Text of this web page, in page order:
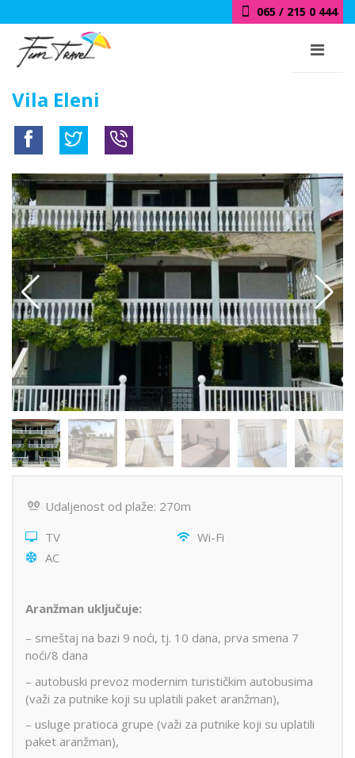
065 / 215 0 444
Vila Eleni
Udaljenost od plaže: 270m
TV
Wi-Fi
AC
Aranžman uključuje:
– smeštaj na bazi 9 noći, tj. 10 dana, prva smena 7
noći/8 dana
– autobuski prevoz modernim turističkim autobusima
(važi za putnike koji su uplatili paket aranžman),
– usluge pratioca grupe (važi za putnike koji su uplatili
paket aranžman),